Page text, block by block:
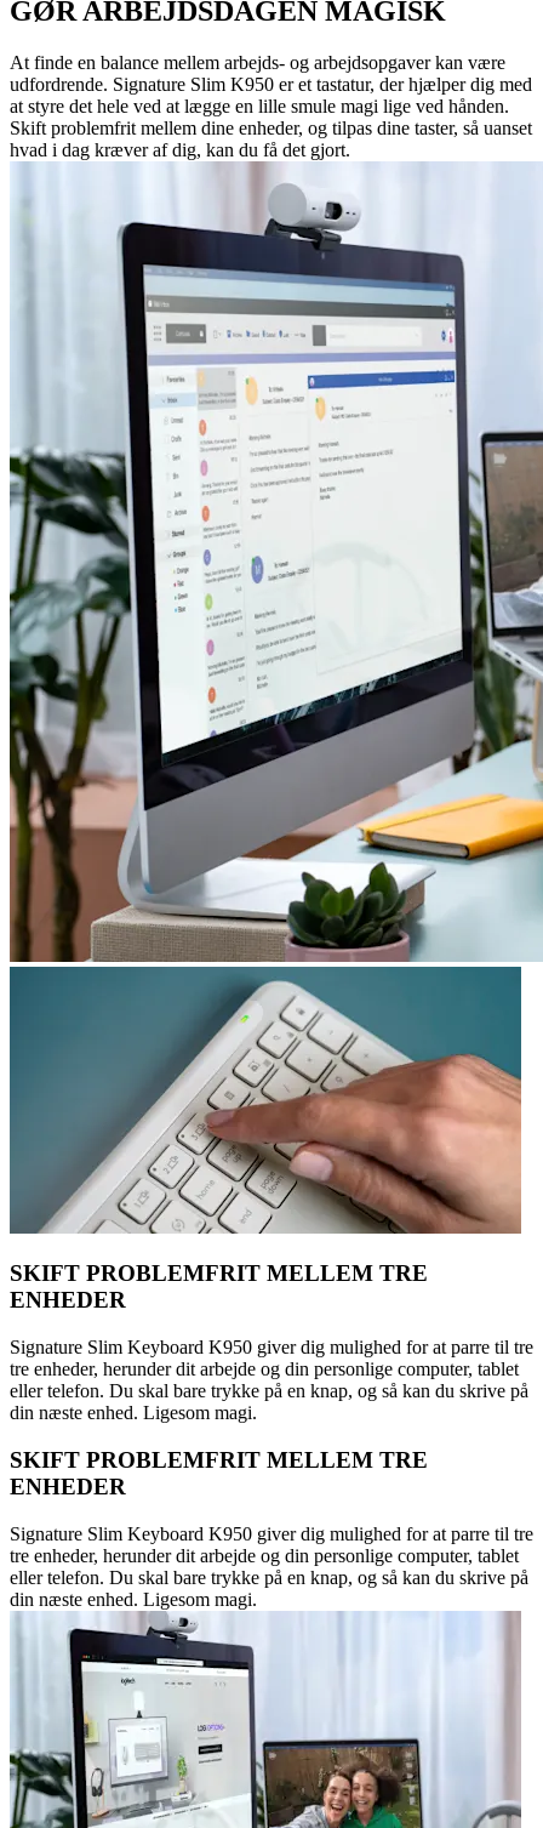
GØR ARBEJDSDAGEN MAGISK
At finde en balance mellem arbejds- og arbejdsopgaver kan være
udfordrende. Signature Slim K950 er et tastatur, der hjælper dig med
at styre det hele ved at lægge en lille smule magi lige ved hånden.
Skift problemfrit mellem dine enheder, og tilpas dine taster, så uanset
hvad i dag kræver af dig, kan du få det gjort.
SKIFT PROBLEMFRIT MELLEM TRE
ENHEDER
Signature Slim Keyboard K950 giver dig mulighed for at parre til tre
tre enheder, herunder dit arbejde og din personlige computer, tablet
eller telefon. Du skal bare trykke på en knap, og så kan du skrive på
din næste enhed. Ligesom magi.
SKIFT PROBLEMFRIT MELLEM TRE
ENHEDER
Signature Slim Keyboard K950 giver dig mulighed for at parre til tre
tre enheder, herunder dit arbejde og din personlige computer, tablet
eller telefon. Du skal bare trykke på en knap, og så kan du skrive på
din næste enhed. Ligesom magi.